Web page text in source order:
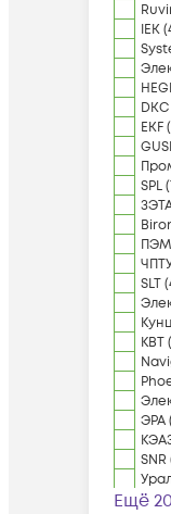
IEK(
DKC
EKF(
GUSI
SPL(
SLT(
КВТ(
ЭРА
SNR
Ещё 20